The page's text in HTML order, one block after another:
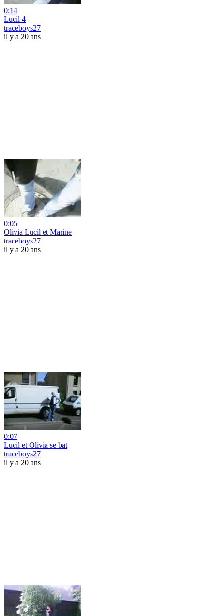
0:14
Lucil 4
traceboys27
il y a 20 ans
0:05
Olivia Lucil et Marine
traceboys27
il y a 20 ans
0:07
Lucil et Olivia se bat
traceboys27
il y a 20 ans